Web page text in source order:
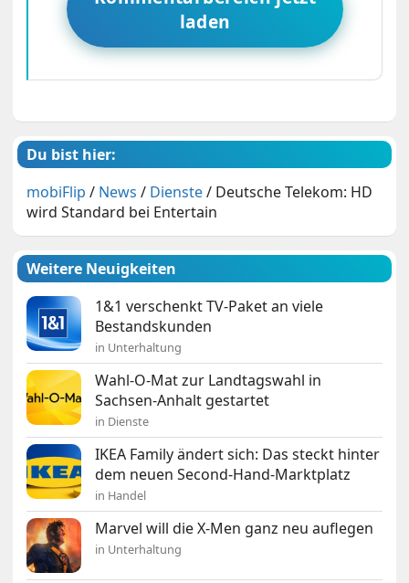
laden
Du bist hier:
mobiFlip / News / Dienste/ Deutsche Telekom: HD
wird Standard bei Entertain
Weitere Neuigkeiten
1&1 verschenkt TV-Paket an viele
Bestandskunden
in Unterhaltung
Wahl-O-Mat zur Landtagswahl in
Sachsen-Anhalt gestartet
in Dienste
IKEA Family ändert sich: Das steckt hinter
dem neuen Second-Hand-Marktplatz
in Handel
Marvel will die X-Men ganz neu auflegen
in Unterhaltung